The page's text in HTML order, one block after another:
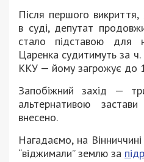
Після першого
в суді, депутат
стало підставою для
Царенка судитимуть за
ККУ — йому загрожує до
Запобіжний захід —
альтернативою
внесено.
Нагадаємо, на
“віджимали” землю за